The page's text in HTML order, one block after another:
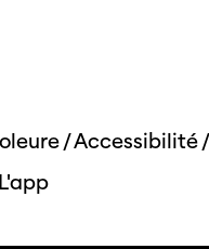
/Accessibilité/
L'app